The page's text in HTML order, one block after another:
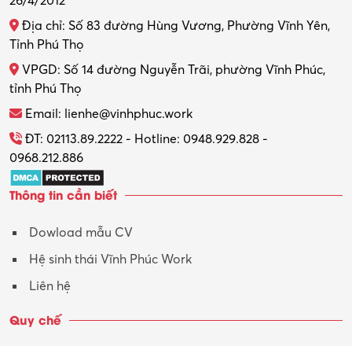
Địa chỉ: Số 83 đường Hùng Vương, Phường Vĩnh Yên,
Tỉnh Phú Thọ
VPGD: Số 14 đường Nguyễn Trãi, phường Vĩnh Phúc,
tỉnh Phú Thọ
Email: lienhe@vinhphuc.work
ĐT: 02113.89.2222 - Hotline: 0948.929.828 -
0968.212.886
Thông tin cần biết
Dowload mẫu CV
Hệ sinh thái Vĩnh Phúc Work
Liên hệ
Quy chế